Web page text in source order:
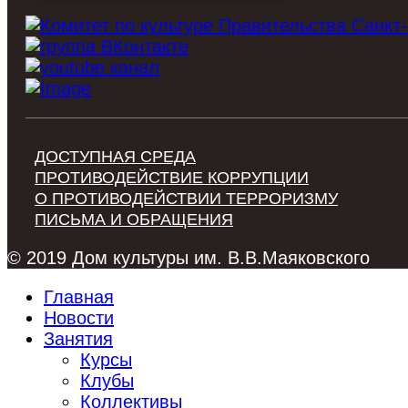
ДОСТУПНАЯ СРЕДА
ПРОТИВОДЕЙСТВИЕ КОРРУПЦИИ
О ПРОТИВОДЕЙСТВИИ ТЕРРОРИЗМУ
ПИСЬМА И ОБРАЩЕНИЯ
© 2019 Дом культуры им. В.В.Маяковского
Главная
Новости
Занятия
Курсы
Клубы
Коллективы